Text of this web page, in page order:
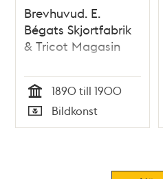
Brevhuvud. E.
Bégats Skjortfabrik
& Tricot Magasin
Tid
1890 till 1900
Typ
Bildkonst